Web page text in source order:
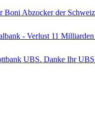
Boni Abzocker der
- Verlust 11 Milliarden
UBS. Danke Ihr